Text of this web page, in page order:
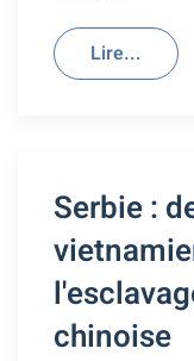
Lire...
Serbie :
chinoise